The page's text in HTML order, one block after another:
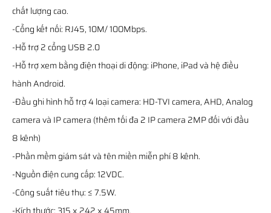
chất lượng cao.
-Cổng kết nối: RJ45, 10M/ 100Mbps.
-Hỗ trợ 2 cổng USB 2.0
-Hỗ trợ xem bằng điện thoại di động: iPhone, iPad và hệ điều
hành Android.
-Đầu ghi hình hỗ trợ 4 loại camera: HD-TVI camera, AHD, Analog
camera và IP camera (thêm tối đa 2 IP camera 2MP đối với đầu
8 kênh)
-Phần mềm giám sát và tên miền miễn phí 8 kênh.
-Nguồn điện cung cấp: 12VDC.
-Công suất tiêu thụ: ≤ 7.5W.